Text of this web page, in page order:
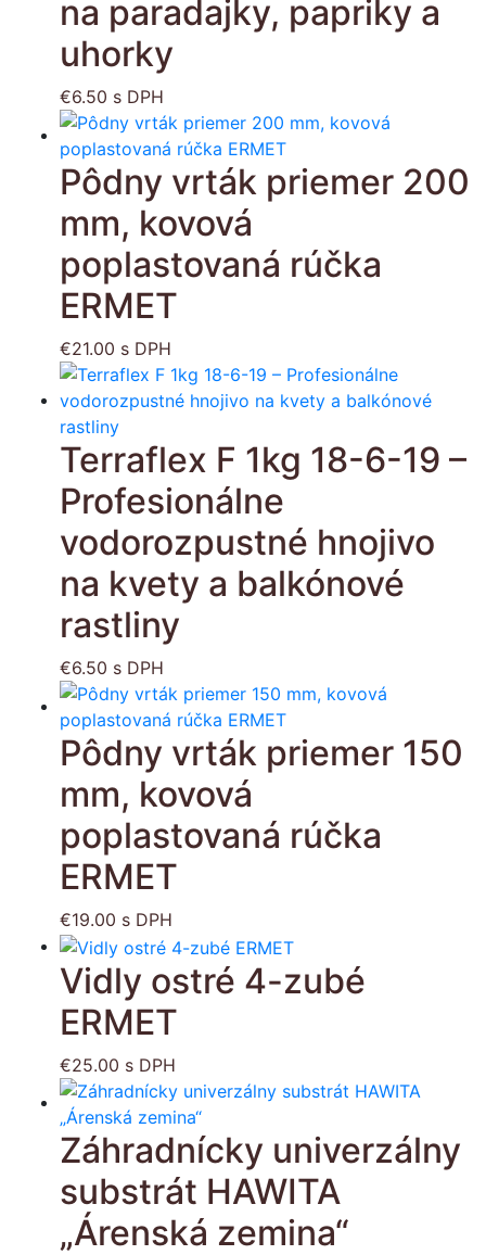
na paradajky, papriky a
uhorky
€6.50 s DPH
Pôdny vrták priemer 200
mm, kovová
poplastovaná rúčka
ERMET
€21.00 s DPH
Terraflex F 1kg 18-6-19 –
Profesionálne
vodorozpustné hnojivo
na kvety a balkónové
rastliny
€6.50 s DPH
Pôdny vrták priemer 150
mm, kovová
poplastovaná rúčka
ERMET
€19.00 s DPH
Vidly ostré 4-zubé
ERMET
€25.00 s DPH
Záhradnícky univerzálny
substrát HAWITA
„Árenská zemina“